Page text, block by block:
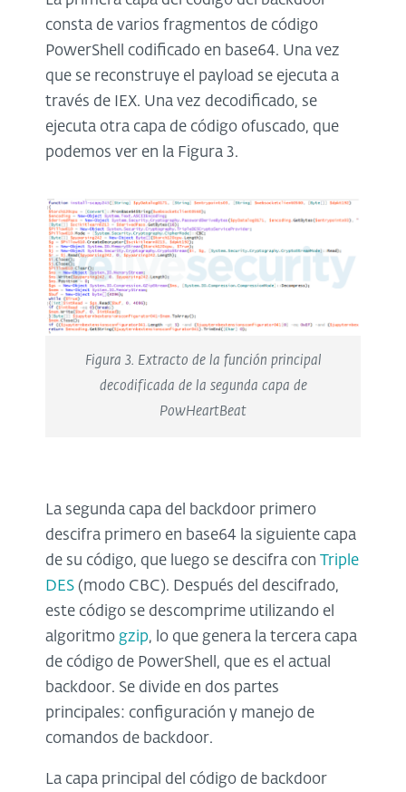
consta de varios fragmentos de código
PowerShell codificado en base64. Una vez
que se reconstruye el payload se ejecuta a
través de IEX. Una vez decodificado, se
ejecuta otra capa de código ofuscado, que
podemos ver en la Figura 3.
Figura 3. Extracto de la función principal
decodificada de la segunda capa de
PowHeartBeat
La segunda capa del backdoor primero
descifra primero en base64 la siguiente capa
de su código, que luego se descifra con Triple
DES (modo CBC). Después del descifrado,
este código se descomprime utilizando el
algoritmo gzip, lo que genera la tercera capa
de código de PowerShell, que es el actual
backdoor. Se divide en dos partes
principales: configuración y manejo de
comandos de backdoor.
La capa principal del código de backdoor